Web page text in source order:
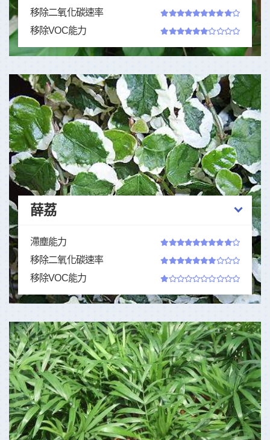
移除二氧化碳速率
移除VOC能力
薛荔
滯塵能力
移除二氧化碳速率
移除VOC能力